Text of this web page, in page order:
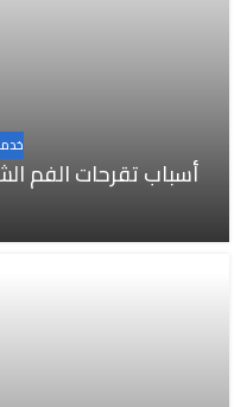
أسباب تقرحات الفم